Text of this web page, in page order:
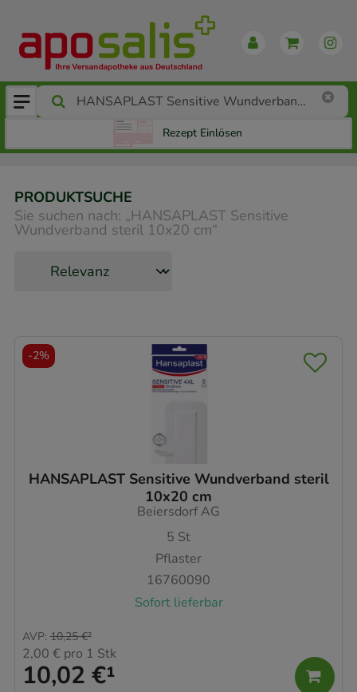
Rezept Einlösen
PRODUKTSUCHE
Sie suchen nach: „HANSAPLAST Sensitive
Wundverband steril 10x20 cm“
HANSAPLAST Sensitive Wundverband steril
10x20 cm
Beiersdorf AG
5 St
Pflaster
16760090
Sofort lieferbar
10,02 €¹
AVP: 10,25 €²
2,00 € pro 1 Stk
-2%